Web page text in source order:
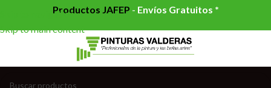
Skip to navigation
Skip to main content
Productos JAFEP - Envíos Gratuitos *